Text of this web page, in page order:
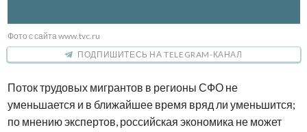
Фото с сайта www.tvc.ru
ПОДПИШИТЕСЬ НА TELEGRAM-КАНАЛ
Поток трудовых мигрантов в регионы СФО не
уменьшается и в ближайшее время вряд ли уменьшится;
по мнению экспертов, российская экономика не может